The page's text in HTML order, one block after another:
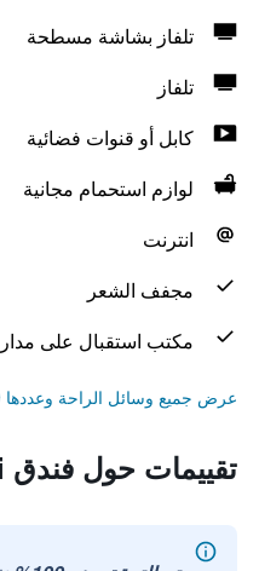
تلفاز بشاشة مسطحة
تلفاز
كابل أو قنوات فضائية
لوازم استحمام مجانية
انترنت
مجفف الشعر
مكتب استقبال على مدار 24 ساعة
عرض جميع وسائل الراحة وعددها 39
تقييمات حول فندق Efsali Kaleiçi